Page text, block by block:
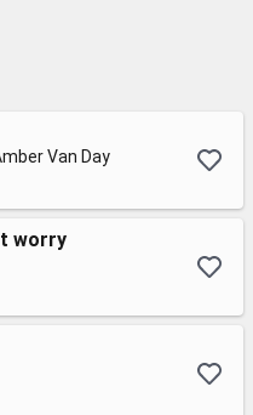
Van Day
worry